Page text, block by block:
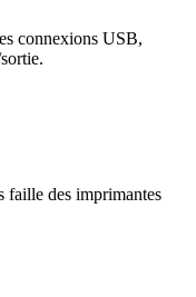
connexions USB,
faille des imprimantes